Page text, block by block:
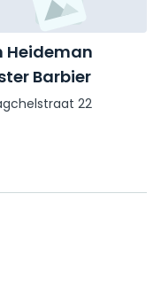
Heideman
Barbier
22